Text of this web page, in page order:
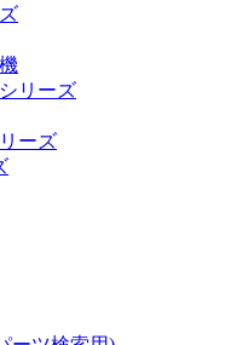
リーズ
ーズ